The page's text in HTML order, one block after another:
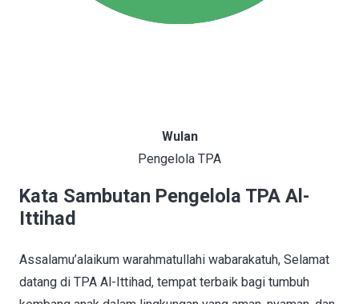
Wulan
Pengelola TPA
Kata Sambutan Pengelola TPA Al-
Ittihad
Assalamu’alaikum warahmatullahi wabarakatuh, Selamat
datang di TPA Al-Ittihad, tempat terbaik bagi tumbuh